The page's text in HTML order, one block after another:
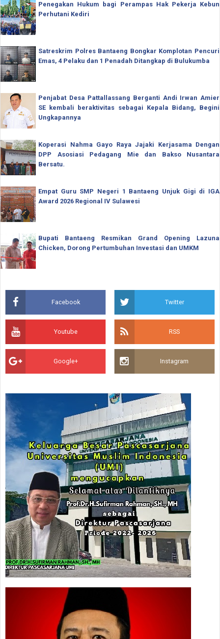
Penegakan Hukum bagi Perampas Hak Pekerja Kebun
Perhutani Kediri
Satreskrim Polres Bantaeng Bongkar Komplotan Pencuri
Emas, 4 Pelaku dan 1 Penadah Ditangkap di Bulukumba
Penjabat Desa Pattallassang Berganti Andi Irwan Amier
SE kembali beraktivitas sebagai Kepala Bidang, Begini
Ungkapannya
Koperasi Nahma Gayo Raya Jajaki Kerjasama Dengan
DPP Asosiasi Pedagang Mie dan Bakso Nusantara
Bersatu.
Empat Guru SMP Negeri 1 Bantaeng Unjuk Gigi di IGA
Award 2026 Regional IV Sulawesi
Bupati Bantaeng Resmikan Grand Opening Lazuna
Chicken, Dorong Pertumbuhan Investasi dan UMKM
Facebook Twitter
Youtube RSS
Google+ Instagram